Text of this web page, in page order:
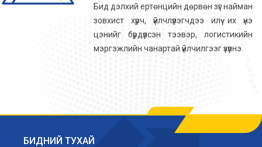
Бид дэлхий ертөнцийн дөрвөн зүг найман
зовхист хүрч, үйлчлүүлэгчдээ илүү их үнэ
цэнийг бүрдүүлсэн тээвэр, логистикийн
мэргэжлийн чанартай үйлчилгээг үзүүлнэ.
БИДНИЙ ТУХАЙ